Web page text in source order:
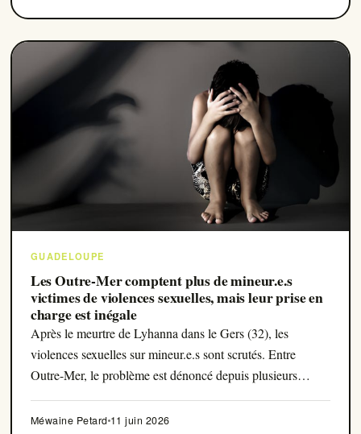
GUADELOUPE
Les Outre-Mer comptent plus de mineur.e.s
victimes de violences sexuelles, mais leur prise en
charge est inégale
Après le meurtre de Lyhanna dans le Gers (32), les
violences sexuelles sur mineur.e.s sont scrutés. Entre
Outre-Mer, le problème est dénoncé depuis plusieurs
Méwaine Petard 11 juin 2026